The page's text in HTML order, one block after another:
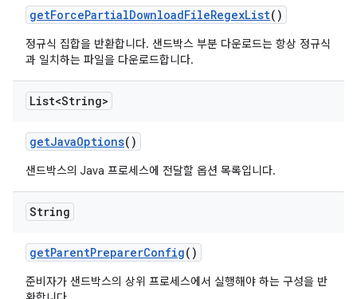
getForcePartialDownloadFileRegexList()
정규식 집합을 반환합니다. 샌드박스 부분 다운로드는 항상 정규식
과 일치하는 파일을 다운로드합니다.
List<String>
getJavaOptions()
샌드박스의 Java 프로세스에 전달할 옵션 목록입니다.
String
getParentPreparerConfig()
준비자가 샌드박스의 상위 프로세스에서 실행해야 하는 구성을 반